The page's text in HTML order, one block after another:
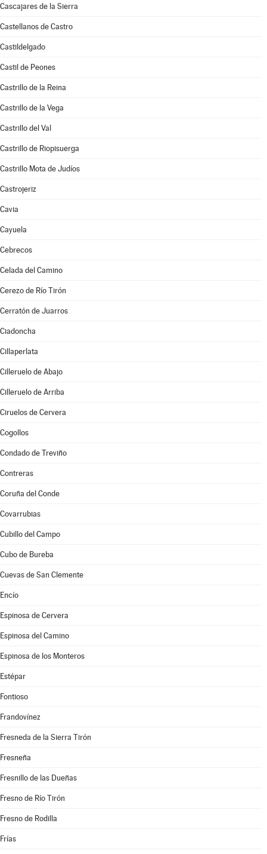
Cascajares de la Sierra
Castellanos de Castro
Castildelgado
Castil de Peones
Castrillo de la Reina
Castrillo de la Vega
Castrillo del Val
Castrillo de Riopisuerga
Castrillo Mota de Judíos
Castrojeriz
Cavia
Cayuela
Cebrecos
Celada del Camino
Cerezo de Río Tirón
Cerratón de Juarros
Ciadoncha
Cillaperlata
Cilleruelo de Abajo
Cilleruelo de Arriba
Ciruelos de Cervera
Cogollos
Condado de Treviño
Contreras
Coruña del Conde
Covarrubias
Cubillo del Campo
Cubo de Bureba
Cuevas de San Clemente
Encío
Espinosa de Cervera
Espinosa del Camino
Espinosa de los Monteros
Estépar
Fontioso
Frandovínez
Fresneda de la Sierra Tirón
Fresneña
Fresnillo de las Dueñas
Fresno de Río Tirón
Fresno de Rodilla
Frías